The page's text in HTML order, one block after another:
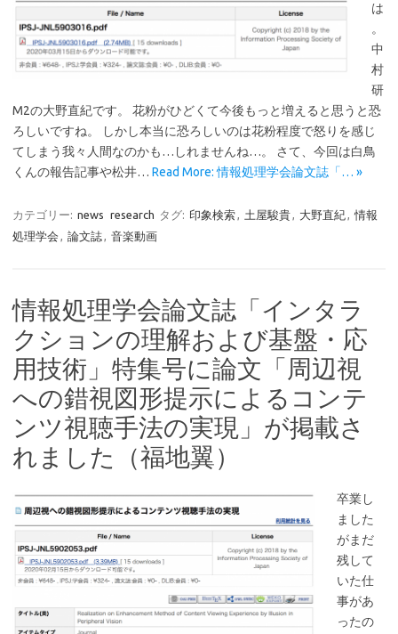
は
。
中
村
研
M2の大野直紀です。 花粉がひどくて今後もっと増えると思うと恐
ろしいですね。 しかし本当に恐ろしいのは花粉程度で怒りを感じ
てしまう我々人間なのかも…しれませんね…。 さて、今回は白鳥
くんの報告記事や松井… Read More: 情報処理学会論文誌「… »
カテゴリー: news research タグ: 印象検索, 土屋駿貴, 大野直紀, 情報
処理学会 , 論文誌, 音楽動画
情報処理学会論文誌「インタラ
クションの理解および基盤・応
用技術」特集号に論文「周辺視
への錯視図形提示によるコンテ
ンツ視聴手法の実現」が掲載さ
れました（福地翼）
卒業し
ました
がまだ
残して
いた仕
事があ
ったの